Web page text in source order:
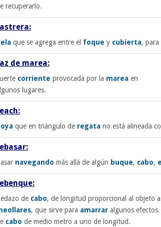
recuperarlo.
que se agrega entre el foque y cubierta, para
de marea:
corriente provocada por la marea en
lugares.
que en triángulo de regata no está alineada
navegando más allá de algún buque, cabo,
de cabo, de longitud proporcional al objeto
, que sirve para amarrar algunos
cabo de medio metro a uno de longitud.